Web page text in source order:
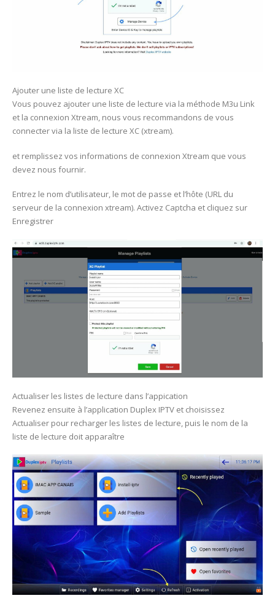
Ajouter une liste de lecture XC
Vous pouvez ajouter une liste de lecture via la méthode M3u Link
et la connexion Xtream, nous vous recommandons de vous
connecter via la liste de lecture XC (xtream).
et remplissez vos informations de connexion Xtream que vous
devez nous fournir.
Entrez le nom d’utilisateur, le mot de passe et l’hôte (URL du
serveur de la connexion xtream). Activez Captcha et cliquez sur
Enregistrer
Actualiser les listes de lecture dans l’appication
Revenez ensuite à l’application Duplex IPTV et choisissez
Actualiser pour recharger les listes de lecture, puis le nom de la
liste de lecture doit apparaître